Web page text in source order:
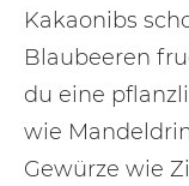
Kakaonibs
Blaubeeren
du eine
wie
Gewürze wie